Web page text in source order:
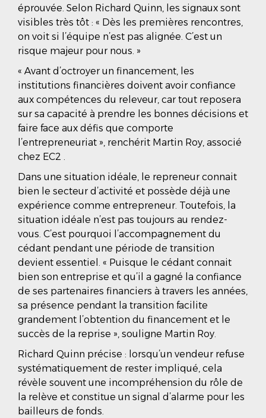
éprouvée. Selon Richard Quinn, les signaux sont
visibles très tôt : « Dès les premières rencontres,
on voit si l’équipe n’est pas alignée. C’est un
risque majeur pour nous. »
« Avant d’octroyer un financement, les
institutions financières doivent avoir confiance
aux compétences du releveur, car tout reposera
sur sa capacité à prendre les bonnes décisions et
faire face aux défis que comporte
l’entrepreneuriat », renchérit Martin Roy, associé
chez EC2 .
Dans une situation idéale, le repreneur connait
bien le secteur d’activité et possède déjà une
expérience comme entrepreneur. Toutefois, la
situation idéale n’est pas toujours au rendez-
vous. C’est pourquoi l’accompagnement du
cédant pendant une période de transition
devient essentiel. « Puisque le cédant connait
bien son entreprise et qu’il a gagné la confiance
de ses partenaires financiers à travers les années,
sa présence pendant la transition facilite
grandement l’obtention du financement et le
succès de la reprise », souligne Martin Roy.
Richard Quinn précise : lorsqu’un vendeur refuse
systématiquement de rester impliqué, cela
révèle souvent une incompréhension du rôle de
la relève et constitue un signal d’alarme pour les
bailleurs de fonds.